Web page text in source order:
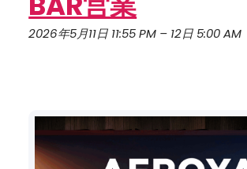
2026年5月11日 11:55 PM – 12日 5:00 AM